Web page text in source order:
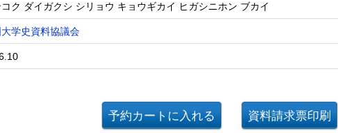
ク ダイガクシ シリョウ キョウギカイ ヒガシニホン ブカイ
学史資料協議会